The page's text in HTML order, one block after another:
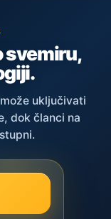
svemiru,
uključivati
dok članci na